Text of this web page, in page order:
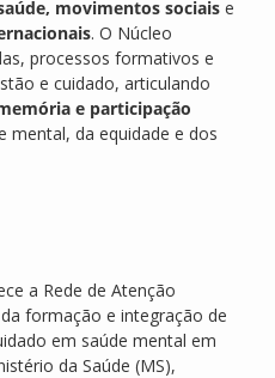
movimentos sociais e
. O Núcleo
processos formativos e
e cuidado, articulando
e participação
mental, da equidade e dos
a Rede de Atenção
formação e integração de
em saúde mental em
da Saúde (MS),